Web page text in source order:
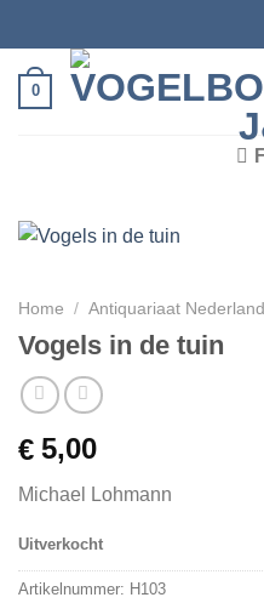
naar
inhoud
0
Home / Antiquariaat Nederland
Vogels in de tuin
€ 5,00
Michael Lohmann
Uitverkocht
Artikelnummer: H103